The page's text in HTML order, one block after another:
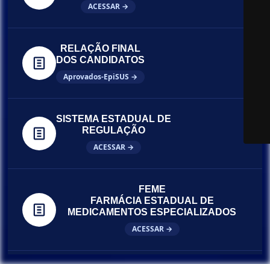
ACESSAR →
RELAÇÃO FINAL
DOS CANDIDATOS
Aprovados-EpiSUS →
SISTEMA ESTADUAL DE
REGULAÇÃO
ACESSAR →
FEME
FARMÁCIA ESTADUAL DE
MEDICAMENTOS ESPECIALIZADOS
ACESSAR →